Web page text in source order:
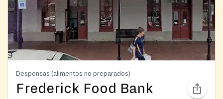
Despensas (alimentos no preparados)
Frederick Food Bank